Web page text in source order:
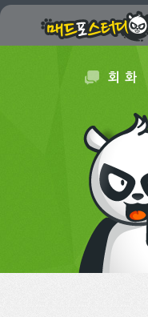
회 화